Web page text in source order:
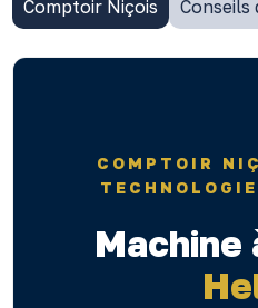
Comptoir Niçois Conseils
COMPTOIR
Machine